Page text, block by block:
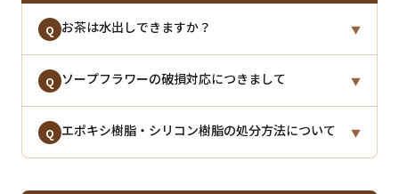
Q お茶は水出しできますか？ ▼
A 当店で販売しているお茶は、基本的に水出しが可能
で
通常よりも茶葉の量を多め・抽出時間を長めにとって
お召し上がりくださいませ。
Q ソープフラワーの破損対応につきまして ▼
A ソープフラワーに関する破損・修復方法の詳しいご案
Q エポキシ樹脂・シリコン樹脂の処分方法について ▼